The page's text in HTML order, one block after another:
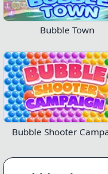
Bubble Town
Bubble Shooter